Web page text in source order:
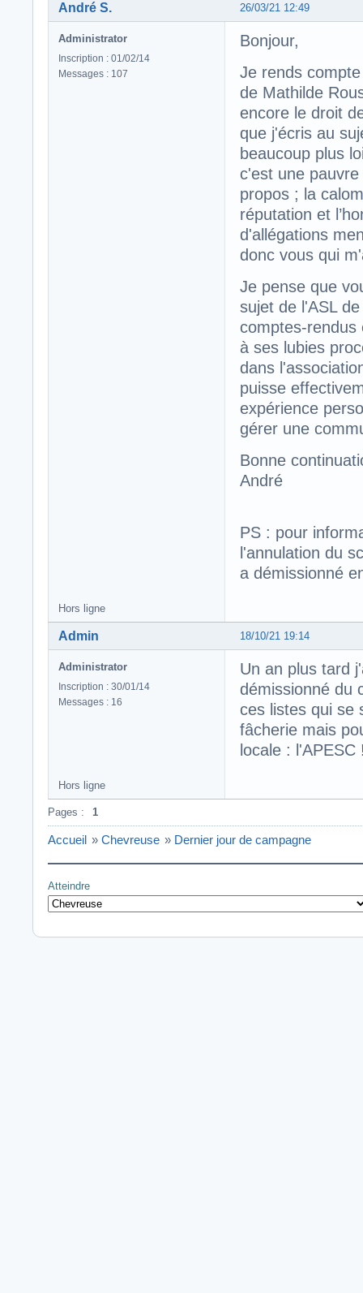
26/03/21 12:49
André S.
Administrator
Inscription : 01/02/14
Messages : 107
Bonjour,
Je rends
de Mathilde
encore le droit
que j'écris au
beaucoup plus
c'est une
propos ; la
réputation et
d'allégations
donc vous qui
Je pense que
sujet de l'ASL
comptes-rendus
à ses lubies
dans
puisse
expérience
gérer une
Bonne
André
PS : pour
l'annulation du
a démissionné
Hors ligne
18/10/21 19:14
Admin
Administrator
Inscription : 30/01/14
Messages : 16
Un an plus tard
démissionné du
ces listes qui se
fâcherie mais
locale : l'APESC
Hors ligne
Pages : 1
Accueil » Chevreuse » Dernier jour de campagne
Atteindre